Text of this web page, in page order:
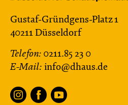
Gustaf-Gründgens-Platz 1
40211 Düsseldorf
Telefon: 0211.85 23 0
E-Mail: info@dhaus.de